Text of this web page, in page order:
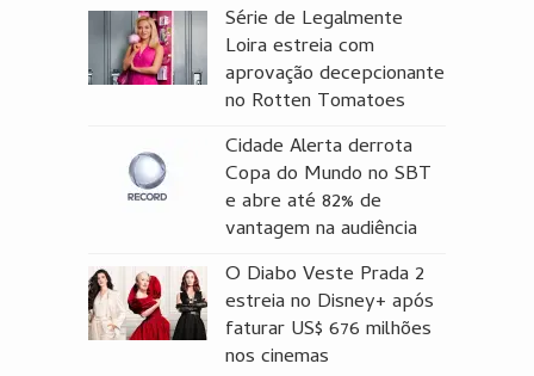
Série de Legalmente
Loira estreia com
aprovação decepcionante
no Rotten Tomatoes
Cidade Alerta derrota
Copa do Mundo no SBT
e abre até 82% de
vantagem na audiência
O Diabo Veste Prada 2
estreia no Disney+ após
faturar US$ 676 milhões
nos cinemas